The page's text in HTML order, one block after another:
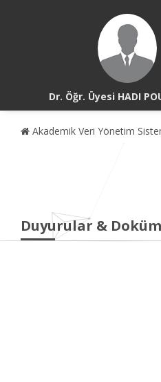
Dr. Öğr. Üyesi HADI
Akademik Veri Yönetim
Duyurular &